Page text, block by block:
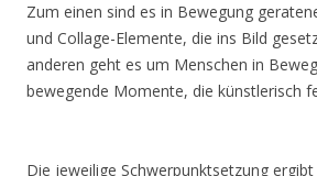
Zum einen sind es in Bewegung
und Collage-Elemente, die ins Bild
anderen geht es um Menschen in
bewegende Momente, die künstlerisch
Die jeweilige Schwerpunktsetzung